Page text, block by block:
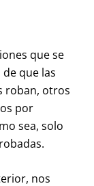
que se
que las
roban, otros
por
sea, solo
nos